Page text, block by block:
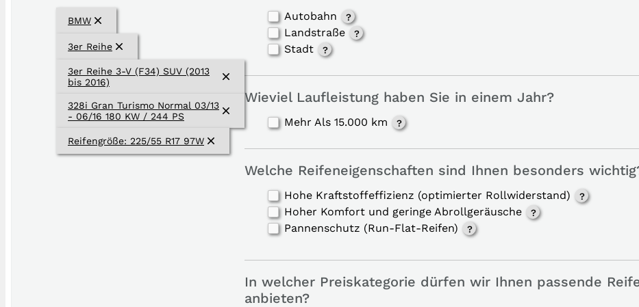
BMW
3er Reihe
3er Reihe 3-V (F34) SUV (2013
bis 2016)
328i Gran Turismo Normal 03/13
- 06/16 180 KW / 244 PS
Reifengröße: 225/55 R17 97W
Autobahn
Landstraße
Stadt
Wieviel Laufleistung haben Sie in einem Jahr?
Mehr Als 15.000 km
Welche Reifeneigenschaften sind Ihnen besonders
Hohe Kraftstoffeffizienz (optimierter Rollwiderstand)
Hoher Komfort und geringe Abrollgeräusche
Pannenschutz (Run-Flat-Reifen)
In welcher Preiskategorie dürfen wir Ihnen passende
anbieten?